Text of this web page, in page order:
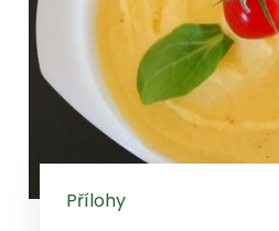
Přílohy